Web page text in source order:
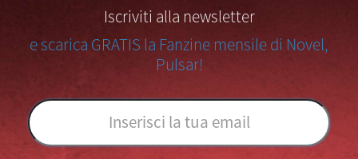
Iscriviti alla newsletter
e scarica GRATIS la Fanzine mensile di Novel,
Pulsar!